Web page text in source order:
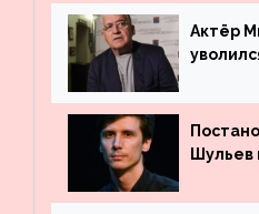
Актёр
Шульев